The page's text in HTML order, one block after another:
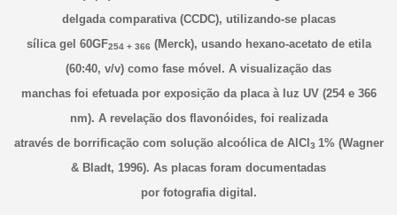
delgada comparativa (CCDC), utilizando-se placas
sílica gel 60GF254 + 366 (Merck), usando hexano-acetato de etila
(60:40, v/v) como fase móvel. A visualização das
manchas foi efetuada por exposição da placa à luz UV (254 e 366
nm). A revelação dos flavonóides, foi realizada
através de borrificação com solução alcoólica de AlCl 3 1% (Wagner
& Bladt, 1996). As placas foram documentadas
por fotografia digital.